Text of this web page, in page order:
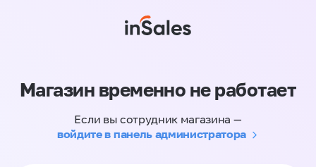
Магазин временно не работает
Если вы сотрудник магазина —
войдите в панель администратора